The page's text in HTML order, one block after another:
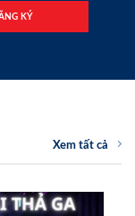
Xem tất cả